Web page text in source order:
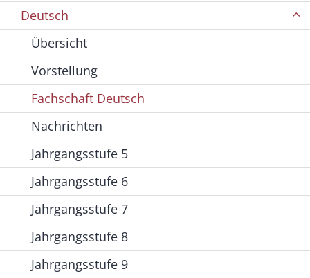
Deutsch
Übersicht
Vorstellung
Fachschaft Deutsch
Nachrichten
Jahrgangsstufe 5
Jahrgangsstufe 6
Jahrgangsstufe 7
Jahrgangsstufe 8
Jahrgangsstufe 9